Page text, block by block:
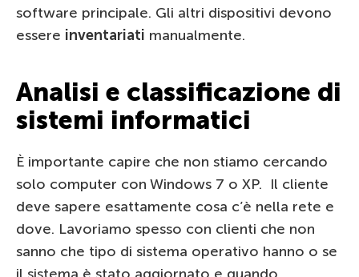
software principale. Gli altri dispositivi devono
essere inventariati manualmente.
Analisi e classificazione di
sistemi informatici
È importante capire che non stiamo cercando
solo computer con Windows 7 o XP. Il cliente
deve sapere esattamente cosa c’è nella rete e
dove. Lavoriamo spesso con clienti che non
sanno che tipo di sistema operativo hanno o se
il sistema è stato aggiornato e quando.